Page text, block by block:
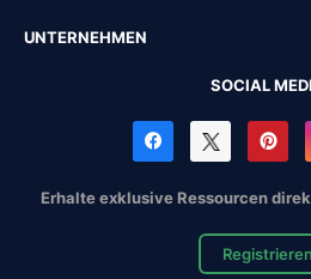
UNTERNEHMEN
SOCIAL
Erhalte exklusive Ressourcen
Registrieren